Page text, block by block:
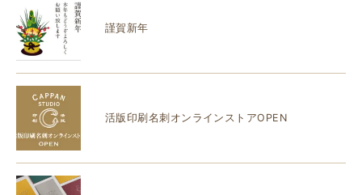
謹賀新年
活版印刷名刺オンラインストアOPEN